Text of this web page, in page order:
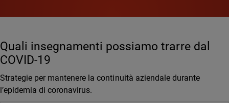
Quali insegnamenti possiamo trarre dal
COVID-19
Strategie per mantenere la continuità aziendale durante
l’epidemia di coronavirus.